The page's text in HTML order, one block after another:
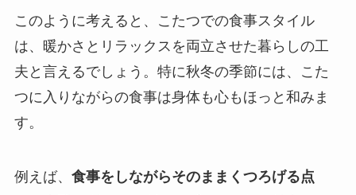
このように考えると、こたつでの食事スタイル
は、暖かさとリラックスを両立させた暮らしの工
夫と言えるでしょう。特に秋冬の季節には、こた
つに入りながらの食事は身体も心もほっと和みま
す。
例えば、 食事をしながらそのままくつろげる点